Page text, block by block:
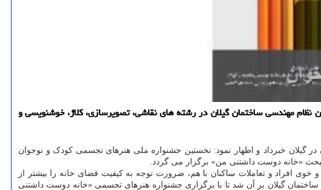
مهندسی ساختمان گیلان در رشته های نقاشی، تصویرسازی، كلاژ، خوشنویسی و
خبرداد و اظهار نمود: نخستین جشنواره ملی هنرهای تجسمی کودک و نوجوان
افراد و تعاملات ساکنان با هم، ضرورت توجه به کیفیت فضای خانه را بیشتر از
گیلان بر آن شد تا با برگزاری جشنواره هنرهای تجسمی «خانه دوست داشتنی